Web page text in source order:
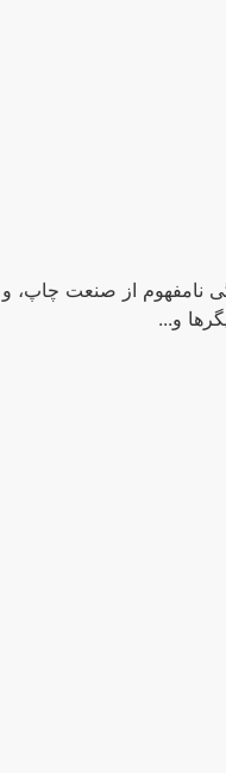
نامفهوم از صنعت چاپ، و
و...